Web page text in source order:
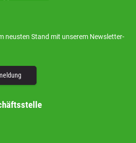
neusten Stand mit unserem Newsletter-